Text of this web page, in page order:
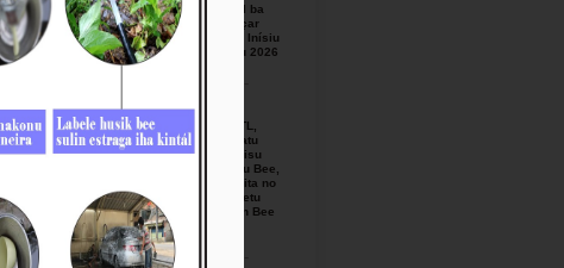
Responsável ba
Seremónia Içar
Bandeira iha Inísiu
Fulan Agostu 2026
2026
Ezekutivu BTL,
E.P Orienta atu
Mellora Servisu
Fornesimentu Bee,
Hasa’e Reseita no
Finaliza Projetu
Kanalizasaun Bee
iha PA sira
August-05-